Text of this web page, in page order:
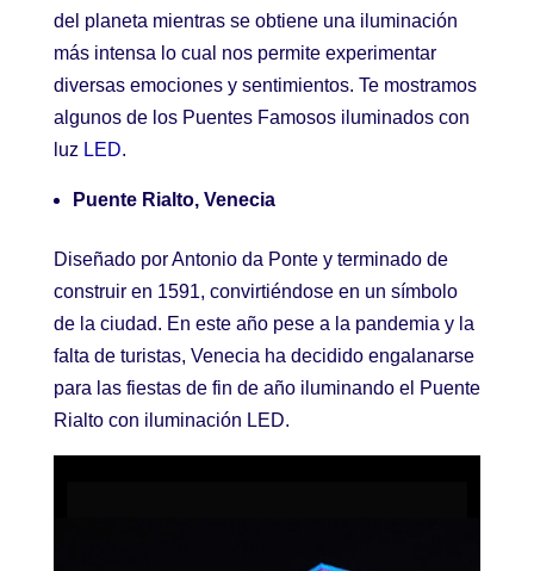
del planeta mientras se obtiene una iluminación
más intensa lo cual nos permite experimentar
diversas emociones y sentimientos. Te mostramos
algunos de los Puentes Famosos iluminados con
luz LED.
Puente Rialto, Venecia
Diseñado por Antonio da Ponte y terminado de
construir en 1591, convirtiéndose en un símbolo
de la ciudad. En este año pese a la pandemia y la
falta de turistas, Venecia ha decidido engalanarse
para las fiestas de fin de año iluminando el Puente
Rialto con iluminación LED.